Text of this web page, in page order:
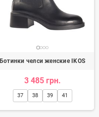
Ботинки челси женские IKOS
3 485 грн.
37 38 39 41